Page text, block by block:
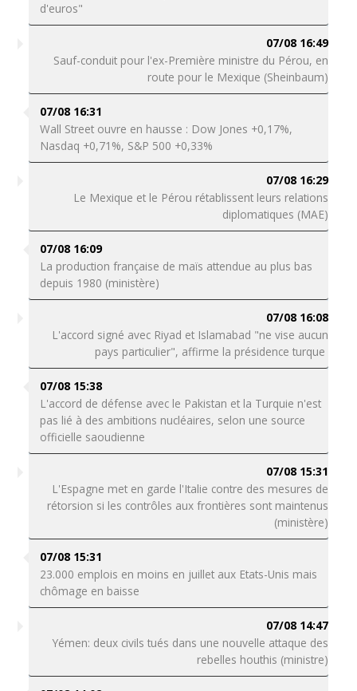
d'euros"
07/08 16:49
Sauf-conduit pour l'ex-Première ministre du Pérou, en
route pour le Mexique (Sheinbaum)
07/08 16:31
Wall Street ouvre en hausse : Dow Jones +0,17%,
Nasdaq +0,71%, S&P 500 +0,33%
07/08 16:29
Le Mexique et le Pérou rétablissent leurs relations
diplomatiques (MAE)
07/08 16:09
La production française de maïs attendue au plus bas
depuis 1980 (ministère)
07/08 16:08
L'accord signé avec Riyad et Islamabad "ne vise aucun
pays particulier", affirme la présidence turque
07/08 15:38
L'accord de défense avec le Pakistan et la Turquie n'est
pas lié à des ambitions nucléaires, selon une source
officielle saoudienne
07/08 15:31
L'Espagne met en garde l'Italie contre des mesures de
rétorsion si les contrôles aux frontières sont maintenus
(ministère)
07/08 15:31
23.000 emplois en moins en juillet aux Etats-Unis mais
chômage en baisse
07/08 14:47
Yémen: deux civils tués dans une nouvelle attaque des
rebelles houthis (ministre)